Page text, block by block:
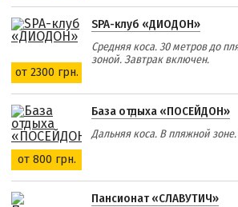
от 2300 грн.
SPA-клуб «ДИОДОН»
Средняя коса. 30 метров до
зоной. Завтрак включен.
от 800 грн.
База отдыха «ПОСЕЙДОН»
Дальняя коса. В пляжной
Пансионат «СЛАВУТИЧ»